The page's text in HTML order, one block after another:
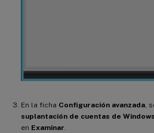
En la ficha Configuración avanzada,
suplantación de cuentas de Windows
en Examinar.